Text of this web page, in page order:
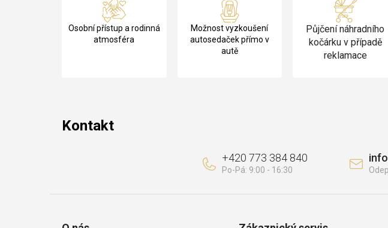
Osobní přístup a rodinná
atmosféra
Možnost vyzkoušení
autosedaček přímo v
autě
Půjčení náhradního
kočárku v případě
reklamace
Kontakt
info
+420 773 384 840